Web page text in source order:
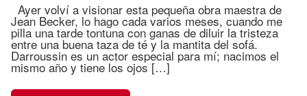
Ayer volví a visionar esta pequeña obra maestra de
Jean Becker, lo hago cada varios meses, cuando me
pilla una tarde tontuna con ganas de diluir la tristeza
entre una buena taza de té y la mantita del sofá.
Darroussin es un actor especial para mí; nacimos el
mismo año y tiene los ojos […]